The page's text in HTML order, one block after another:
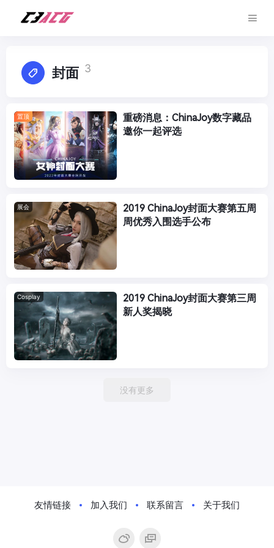
封面 3
置顶
重磅消息：ChinaJoy数字藏品
邀你一起评选
展会
2019 ChinaJoy封面大赛第五周
周优秀入围选手公布
Cosplay
2019 ChinaJoy封面大赛第三周
新人奖揭晓
没有更多
友情链接 加入我们 联系留言 关于我们